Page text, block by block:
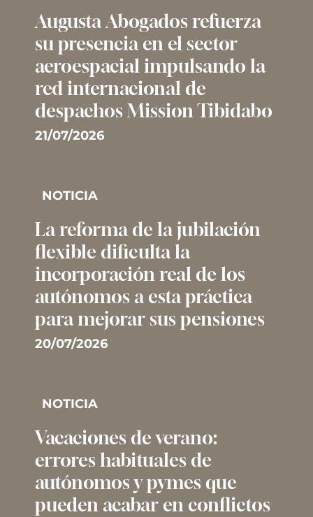
Augusta Abogados refuerza
su presencia en el sector
aeroespacial impulsando la
red internacional de
despachos Mission Tibidabo
21/07/2026
NOTICIA
La reforma de la jubilación
flexible dificulta la
incorporación real de los
autónomos a esta práctica
para mejorar sus pensiones
20/07/2026
NOTICIA
Vacaciones de verano:
errores habituales de
autónomos y pymes que
pueden acabar en conflictos